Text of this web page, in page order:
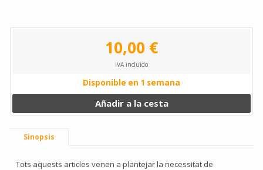
10,00 €
IVA incluido
Disponible en 1 semana
Añadir a la cesta
Sinopsis
Tots aquests articles venen a plantejar la necessitat de